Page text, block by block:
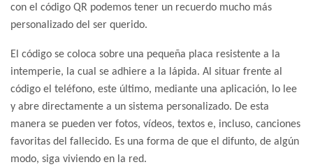
con el código QR podemos tener un recuerdo mucho más
personalizado del ser querido.
El código se coloca sobre una pequeña placa resistente a la
intemperie, la cual se adhiere a la lápida. Al situar frente al
código el teléfono, este último, mediante una aplicación, lo lee
y abre directamente a un sistema personalizado. De esta
manera se pueden ver fotos, vídeos, textos e, incluso, canciones
favoritas del fallecido. Es una forma de que el difunto, de algún
modo, siga viviendo en la red.